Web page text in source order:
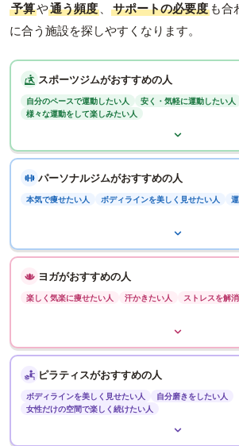
予算や通う頻度 、 サポートの必要度 も合
に合う施設を探しやすくなります。
スポーツジムがおすすめの人
自分のペースで運動したい人
安く・気軽に運動したい人
様々な運動をして楽しみたい人
パーソナルジムがおすすめの人
本気で痩せたい人 ボディラインを美しく見せたい人
ヨガがおすすめの人
楽しく気楽に痩せたい人 汗かきたい人 ストレスを解
ピラティスがおすすめの人
ボディラインを美しく見せたい人
自分磨きをしたい人
女性だけの空間で楽しく続けたい人